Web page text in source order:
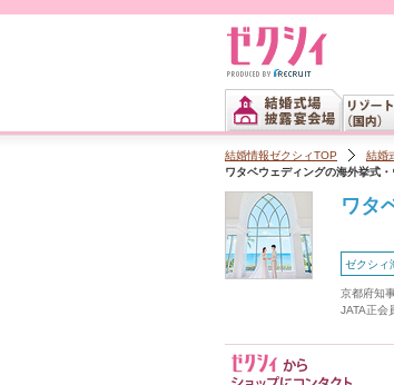
結婚情報ゼクシィTOP 結婚
ワタベウェディングの海外挙式
ワタ
ゼクシィ
京都府知
JATA正会